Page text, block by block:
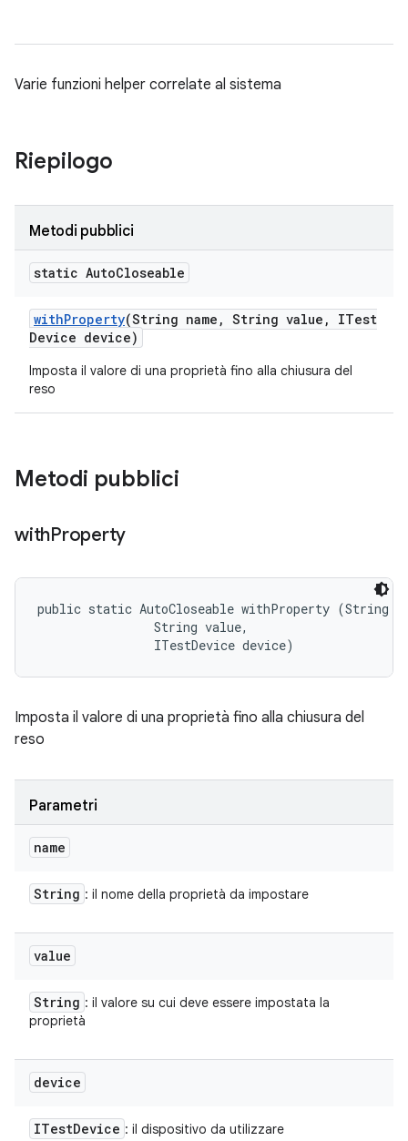
Varie funzioni helper correlate al sistema
Riepilogo
Metodi pubblici
static AutoCloseable
withProperty(String name , String value ,
ITest
Device device)
Imposta il valore di una proprietà fino alla chiusura del
reso
Metodi pubblici
withProperty
public static AutoCloseable withProperty (String
                String value,
                ITestDevice device)
Imposta il valore di una proprietà fino alla chiusura del
reso
Parametri
name
String : il nome della proprietà da impostare
value
String : il valore su cui deve essere impostata la
proprietà
device
ITestDevice : il dispositivo da utilizzare